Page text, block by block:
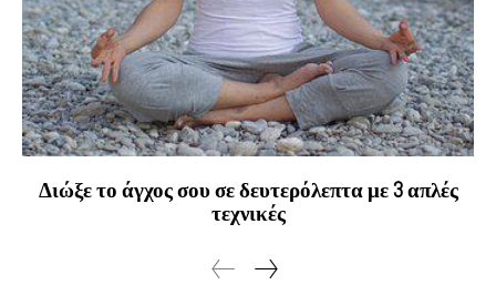
Διώξε το άγχος σου σε δευτερόλεπτα με 3 απλές
τεχνικές